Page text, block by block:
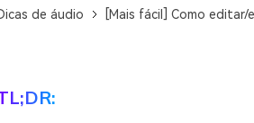
de áudio [Mais fácil] Como